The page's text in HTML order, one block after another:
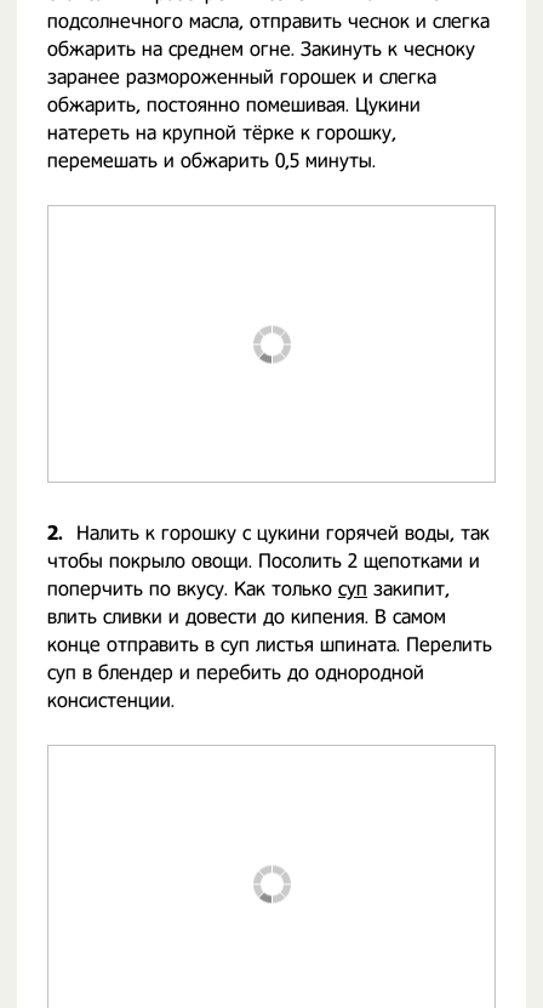
подсолнечного масла, отправить чеснок и слегка
обжарить на среднем огне. Закинуть к чесноку
заранее размороженный горошек и слегка
обжарить, постоянно помешивая. Цукини
натереть на крупной тёрке к горошку,
перемешать и обжарить 0,5 минуты.
2.
Налить к горошку с цукини горячей воды, так
чтобы покрыло овощи. Посолить 2 щепотками и
поперчить по вкусу. Как только суп закипит,
влить сливки и довести до кипения. В самом
конце отправить в суп листья шпината. Перелить
суп в блендер и перебить до однородной
консистенции.